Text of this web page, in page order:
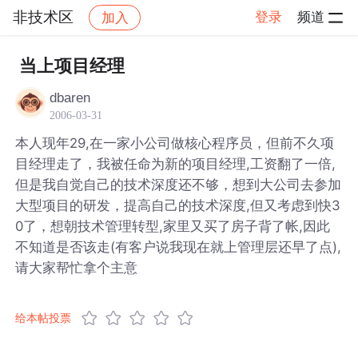
非技术区 加入 登录 频道
社区 非技术区
当上项目经理
dbaren
2006-03-31
本人现年29,在一家小公司做核心程序员，但前不久项
目经理走了，我被任命为新的项目经理,工资翻了一倍,
但是我自觉自己的技术深度还不够，想到大公司去参加
大型项目的研发，提高自己的技术深度,但又考虑到快3
0了，想朝技术管理转型,家里又买了房子背了帐,因此
不知道是否该走(有客户说我现在就上管理层还早了点),
请大家帮忙拿个主意
给本帖投票